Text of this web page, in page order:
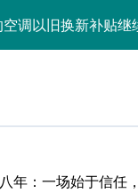
空调以旧换新补贴继
瞬间冲破4200，白
拉中国卖第五，丰
年：一场始于信任